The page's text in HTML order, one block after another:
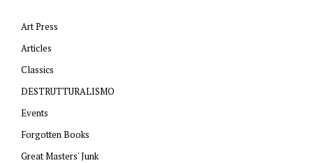
Art Press
Articles
Classics
DESTRUTTURALISMO
Events
Forgotten Books
Great Masters' Junk